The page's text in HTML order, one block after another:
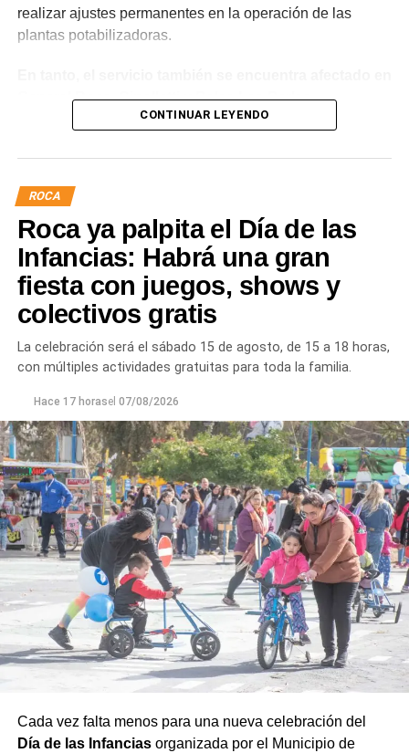
realizar ajustes permanentes en la operación de las
plantas potabilizadoras.
General Roca, Cipolletti y Balsa Las Perlas,
localidades donde podrían registrarse bajas de
trabaja para sostener la producción de agua potable.
Por otra parte, en Gral. E. Godoy se registran valores de
turbiedad cercanos a 80 NTU, mientras que en
Chichinales rondan los 10 NTU. En ambos casos, las
plantas continúan funcionando con monitoreo
permanente.
Los equipos técnicos de Aguas Rionegrinas mantienen
un seguimiento constante de la evolución de la turbiedad
para adecuar la producción de agua potable de acuerdo
con las condiciones que presenta el río.
CONTINUAR LEYENDO
ROCA
Roca ya palpita el Día de las
Infancias: Habrá una gran
fiesta con juegos, shows y
colectivos gratis
La celebración será el sábado 15 de agosto, de 15 a 18 horas,
con múltiples actividades gratuitas para toda la familia.
Hace 17 horasel 07/08/2026
Cada vez falta menos para una nueva celebración del
Día de las Infanciasorganizada por el Municipio de